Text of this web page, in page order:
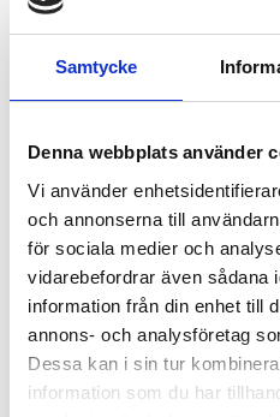
Samtycke
Denna webbplats använder
Vi använder
och annonserna till
för sociala medier och
vidarebefordrar även sådana
information från din enhet till
annons- och analysföretag
Dessa kan i sin tur
information som du har